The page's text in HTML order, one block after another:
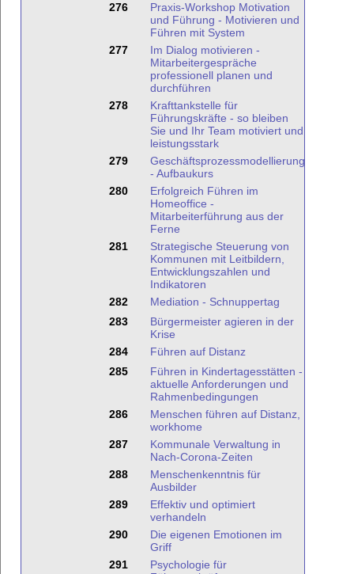
276
Praxis-Workshop Motivation
und Führung - Motivieren und
Führen mit System
277
Im Dialog motivieren -
Mitarbeitergespräche
professionell planen und
durchführen
278
Krafttankstelle für
Führungskräfte - so bleiben
Sie und Ihr Team motiviert und
leistungsstark
279
Geschäftsprozessmodellierung
- Aufbaukurs
280
Erfolgreich Führen im
Homeoffice -
Mitarbeiterführung aus der
Ferne
281
Strategische Steuerung von
Kommunen mit Leitbildern,
Entwicklungszahlen und
Indikatoren
282
Mediation - Schnuppertag
283
Bürgermeister agieren in der
Krise
284
Führen auf Distanz
285
Führen in Kindertagesstätten -
aktuelle Anforderungen und
Rahmenbedingungen
286
Menschen führen auf Distanz,
workhome
287
Kommunale Verwaltung in
Nach-Corona-Zeiten
288
Menschenkenntnis für
Ausbilder
289
Effektiv und optimiert
verhandeln
290
Die eigenen Emotionen im
Griff
291
Psychologie für